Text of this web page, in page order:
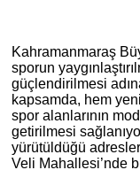
Kahramanmaraş
sporun
güçlendirilmesi
kapsamda, hem
spor alanlarının
getirilmesi
yürütüldüğü
Veli Mahallesi’nde